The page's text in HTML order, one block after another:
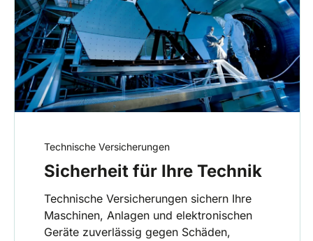
Technische Versicherungen
Sicherheit für Ihre Technik
Technische Versicherungen sichern Ihre
Maschinen, Anlagen und elektronischen
Geräte zuverlässig gegen Schäden,